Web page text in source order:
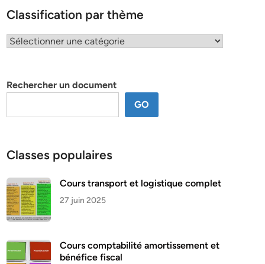
Classification par thème
Classification
Rechercher un document
GO
Classes populaires
Cours transport et logistique complet
27 juin 2025
Cours comptabilité amortissement et
bénéfice fiscal